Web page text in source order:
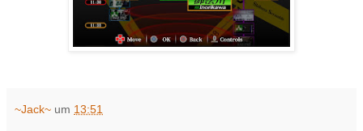
~Jack~ um 13:51